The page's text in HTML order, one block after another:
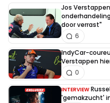
Jos
door verrast"
6
IndyCar-
Verstappen
0
INTERVIEW
'gemakzucht'